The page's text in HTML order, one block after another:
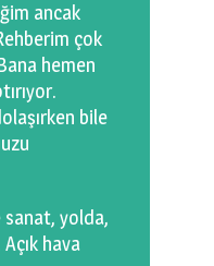
ancak
çok
hemen
bile
sanat, yolda,
hava